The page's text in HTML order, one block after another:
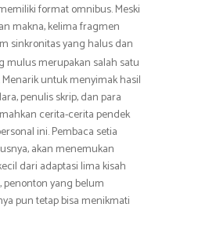
format omnibus. Meski
makna, kelima fragmen
sinkronitas yang halus dan
mulus merupakan salah satu
untuk menyimak hasil
penulis skrip, dan para
cerita-cerita pendek
ini. Pembaca setia
akan menemukan
dari adaptasi lima kisah
penonton yang belum
pun tetap bisa menikmati